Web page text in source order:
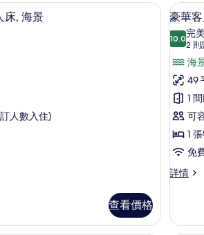
、免費嬰兒床、摺床/加床 (收費)
手提電腦工作空間、熨斗/熨衫板、免費嬰兒
床, 海景
人數入住)
查看價格
載
入
所
有
豪
華
客
房,
1
張
雙
7
豪華
10.010.0
完美
2 則
(2
則
評
價)
海
49
1
可
1
免
詳情
豪
1